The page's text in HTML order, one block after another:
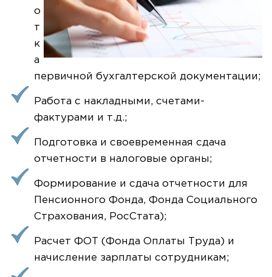
о
т
к
а
первичной бухгалтерской документации;
Работа с накладными, счетами-
фактурами и т.д.;
Подготовка и своевременная сдача
отчетности в налоговые органы;
Формирование и сдача отчетности для
Пенсионного Фонда, Фонда Социального
Страхования, РосСтата);
Расчет ФОТ (Фонда Оплаты Труда) и
начисление зарплаты сотрудникам;